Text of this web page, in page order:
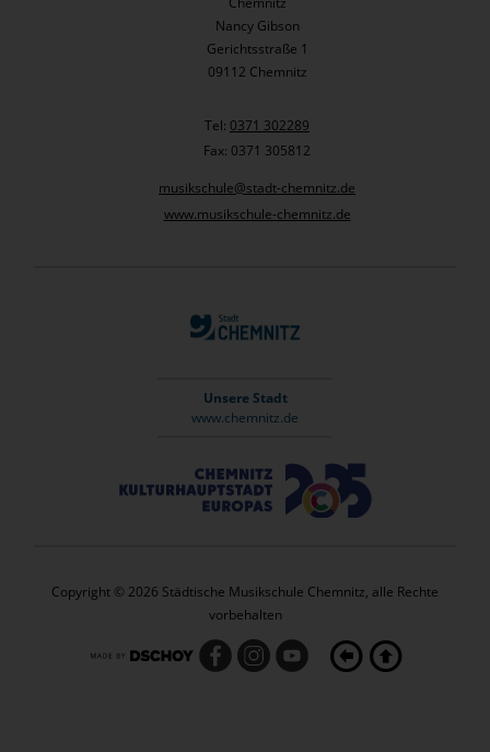
Nancy Gibson
Gerichtsstraße 1
09112 Chemnitz
Tel: 0371 302289
Fax: 0371 305812
musikschule@stadt-chemnitz.de
www.musikschule-chemnitz.de
Unsere Stadt
www.chemnitz.de
Copyright © 2026 Städtische Musikschule Chemnitz, alle Rechte
vorbehalten